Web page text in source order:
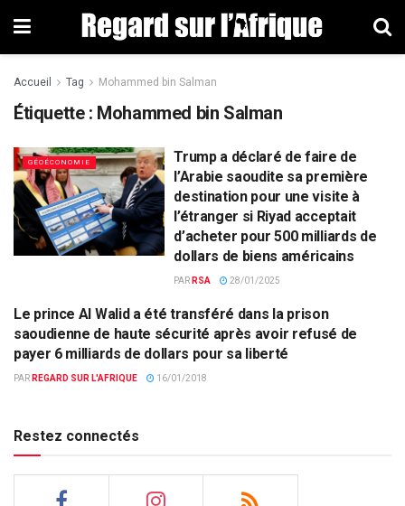
Accueil Tag Mohammed bin Salman
Étiquette : Mohammed bin Salman
GÉOÉCONOMIE
Trump a déclaré de faire de
l’Arabie saoudite sa première
destination pour une visite à
l’étranger si Riyad acceptait
d’acheter pour 500 milliards de
dollars de biens américains
PAR RSA 28/01/2025
EUROPE & MONDE
Le prince Al Walid a été transféré dans la prison
saoudienne de haute sécurité après avoir refusé de
payer 6 milliards de dollars pour sa liberté
PAR REGARD SUR L'AFRIQUE 16/01/2018
Restez connectés